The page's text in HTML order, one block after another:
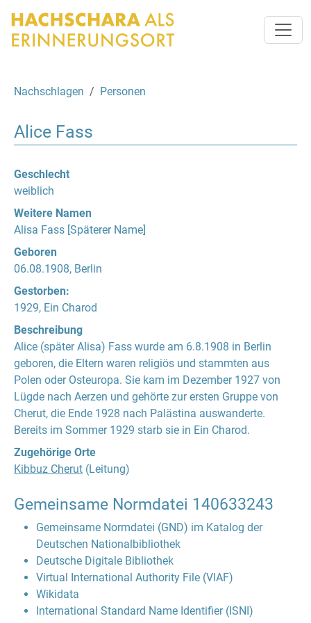
Nachschlagen Personen
Alice Fass
Geschlecht
weiblich
Weitere Namen
Alisa Fass [Späterer Name]
Geboren
06.08.1908, Berlin
Gestorben:
1929, Ein Charod
Beschreibung
Alice (später Alisa) Fass wurde am 6.8.1908 in Berlin
geboren, die Eltern waren religiös und stammten aus
Polen oder Osteuropa. Sie kam im Dezember 1927 von
Lügde nach Aerzen und gehörte zur ersten Gruppe von
Cherut, die Ende 1928 nach Palästina auswanderte.
Bereits im Sommer 1929 starb sie in Ein Charod.
Zugehörige Orte
Kibbuz Cherut (Leitung)
Gemeinsame Normdatei 140633243
Gemeinsame Normdatei (GND) im Katalog der
Deutschen Nationalbibliothek
Deutsche Digitale Bibliothek
Virtual International Authority File (VIAF)
Wikidata
International Standard Name Identifier (ISNI)